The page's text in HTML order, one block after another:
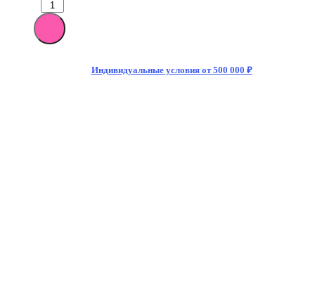
Индивидуальные условия от 500 000 ₽